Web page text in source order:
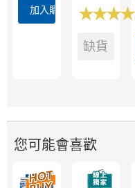
加入購物車 ★★★
★★★
缺貨
您可能會喜歡